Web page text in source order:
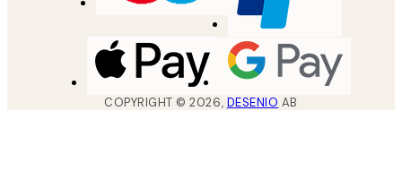
COPYRIGHT ©2026, DESENIO AB